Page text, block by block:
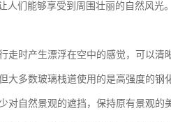
们能够享受到周围壮丽的自然风光。
时产生漂浮在空中的感觉，可以清
多数玻璃栈道使用的是高强度的钢
自然景观的遮挡，保持原有景观的